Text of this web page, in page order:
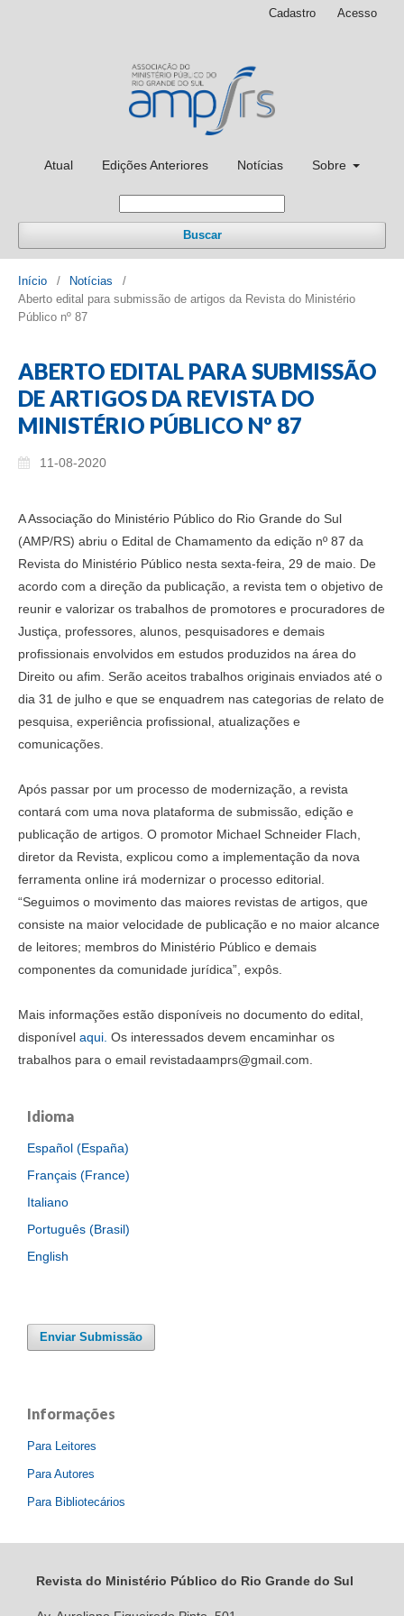
Atual Edições Anteriores Notícias Sobre
Buscar
Cadastro Acesso
Início / Notícias
/
Aberto edital para submissão de artigos da Revista do Ministério
Público nº 87
ABERTO EDITAL PARA SUBMISSÃO
DE ARTIGOS DA REVISTA DO
MINISTÉRIO PÚBLICO Nº 87
11-08-2020
A Associação do Ministério Público do Rio Grande do Sul
(AMP/RS) abriu o Edital de Chamamento da edição nº 87 da
Revista do Ministério Público nesta sexta-feira, 29 de maio. De
acordo com a direção da publicação, a revista tem o objetivo de
reunir e valorizar os trabalhos de promotores e procuradores de
Justiça, professores, alunos, pesquisadores e demais
profissionais envolvidos em estudos produzidos na área do
Direito ou afim. Serão aceitos trabalhos originais enviados até o
dia 31 de julho e que se enquadrem nas categorias de relato de
pesquisa, experiência profissional, atualizações e
comunicações.
Após passar por um processo de modernização, a revista
contará com uma nova plataforma de submissão, edição e
publicação de artigos. O promotor Michael Schneider Flach,
diretor da Revista, explicou como a implementação da nova
ferramenta online irá modernizar o processo editorial.
“Seguimos o movimento das maiores revistas de artigos, que
consiste na maior velocidade de publicação e no maior alcance
de leitores; membros do Ministério Público e demais
componentes da comunidade jurídica”, expôs.
Mais informações estão disponíveis no documento do edital,
disponível aqui. Os interessados devem encaminhar os
trabalhos para o email revistadaamprs@gmail.com.
Idioma
Español (España)
Français (France)
Italiano
Português (Brasil)
English
Enviar Submissão
Informações
Para Leitores
Para Autores
Para Bibliotecários
Revista do Ministério Público do Rio Grande do Sul